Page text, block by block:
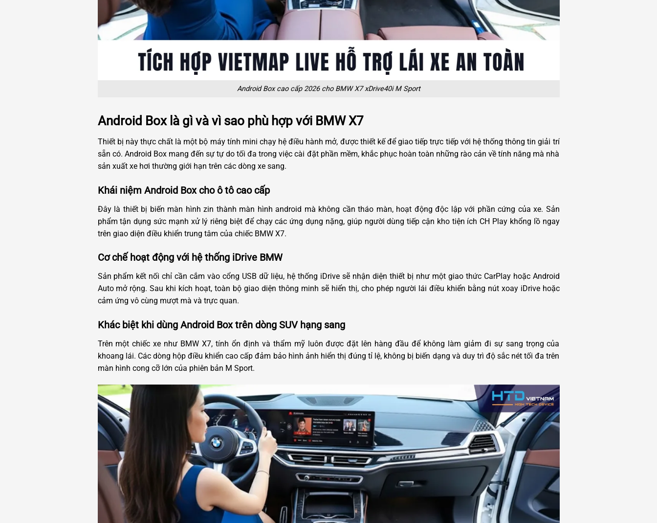
Android Box cao cấp 2026 cho BMW X7 xDrive40i M Sport
Android Box là gì và vì sao phù hợp với BMW X7
Thiết bị này thực chất là một bộ máy tính mini chạy hệ điều hành mở, được thiết kế để giao tiếp trực tiếp với hệ thống thông tin giải trí
sẵn có. Android Box mang đến sự tự do tối đa trong việc cài đặt phần mềm, khắc phục hoàn toàn những rào cản về tính năng mà nhà
sản xuất xe hơi thường giới hạn trên các dòng xe sang.
Khái niệm Android Box cho ô tô cao cấp
Đây là thiết bị biến màn hình zin thành màn hình android mà không cần tháo màn, hoạt động độc lập với phần cứng của xe. Sản
phẩm tận dụng sức mạnh xử lý riêng biệt để chạy các ứng dụng nặng, giúp người dùng tiếp cận kho tiện ích CH Play khổng lồ ngay
trên giao diện điều khiển trung tâm của chiếc BMW X7.
Cơ chế hoạt động với hệ thống iDrive BMW
Sản phẩm kết nối chỉ cần cắm vào cổng USB dữ liệu, hệ thống iDrive sẽ nhận diện thiết bị như một giao thức CarPlay hoặc Android
Auto mở rộng. Sau khi kích hoạt, toàn bộ giao diện thông minh sẽ hiển thị, cho phép người lái điều khiển bằng nút xoay iDrive hoặc
cảm ứng vô cùng mượt mà và trực quan.
Khác biệt khi dùng Android Box trên dòng SUV hạng sang
Trên một chiếc xe như BMW X7, tính ổn định và thẩm mỹ luôn được đặt lên hàng đầu để không làm giảm đi sự sang trọng của
khoang lái. Các dòng hộp điều khiển cao cấp đảm bảo hình ảnh hiển thị đúng tỉ lệ, không bị biến dạng và duy trì độ sắc nét tối đa trên
màn hình cong cỡ lớn của phiên bản M Sport.